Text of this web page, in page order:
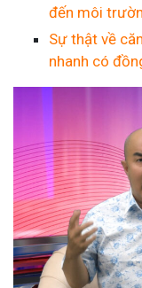
đến môi
Sự thật về
nhanh có